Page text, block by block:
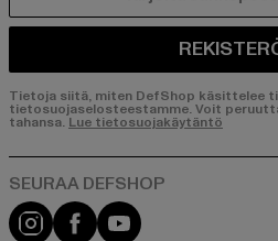
Tietoja siitä, miten DefShop käsittelee
tietosuojaselosteestamme. Voit
tahansa. Lue tietosuojakäytäntö
Visit our Instagram page:
Visit our Facebook
Visit our